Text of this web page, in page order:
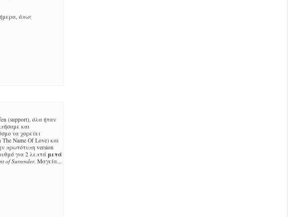
όπως
(support), όλα ήταν
και
να χορεύει
Name Of Love) και
πρωτότυπη version
για 2 λεπτά μετά
of Surrender. Μαγεία...